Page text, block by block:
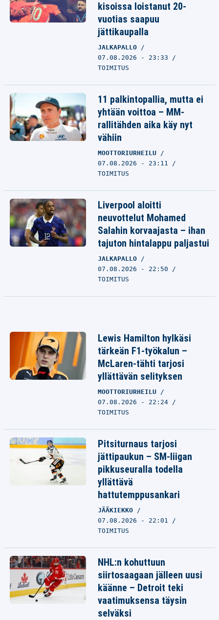
kisoissa loistanut 20-
vuotias saapuu
jättikaupalla
JALKAPALLO
07.08.2026 - 23:33
TOIMITUS
11 palkintopallia, mutta ei
yhtään voittoa – MM-
rallitähden aika käy nyt
vähiin
MOOTTORIURHEILU
07.08.2026 - 23:11
TOIMITUS
Liverpool aloitti
neuvottelut Mohamed
Salahin korvaajasta – ihan
tajuton hintalappu paljastui
JALKAPALLO
07.08.2026 - 22:50
TOIMITUS
Lewis Hamilton hylkäsi
tärkeän F1-työkalun –
McLaren-tähti tarjosi
yllättävän selityksen
MOOTTORIURHEILU
07.08.2026 - 22:24
TOIMITUS
Pitsiturnaus tarjosi
jättipaukun – SM-liigan
pikkuseuralla todella
yllättävä
hattutemppusankari
JÄÄKIEKKO
07.08.2026 - 22:01
TOIMITUS
NHL:n kohuttuun
siirtosaagaan jälleen uusi
käänne – Detroit teki
vaatimuksensa täysin
selväksi